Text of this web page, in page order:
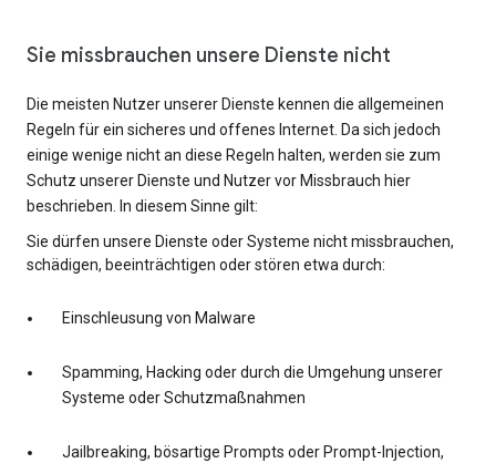
Sie missbrauchen unsere Dienste nicht
Die meisten Nutzer unserer Dienste kennen die allgemeinen
Regeln für ein sicheres und offenes Internet. Da sich jedoch
einige wenige nicht an diese Regeln halten, werden sie zum
Schutz unserer Dienste und Nutzer vor Missbrauch hier
beschrieben. In diesem Sinne gilt:
Sie dürfen unsere Dienste oder Systeme nicht missbrauchen,
schädigen, beeinträchtigen oder stören etwa durch:
Einschleusung von Malware
Spamming, Hacking oder durch die Umgehung unserer
Systeme oder Schutzmaßnahmen
Jailbreaking, bösartige Prompts oder Prompt-Injection,